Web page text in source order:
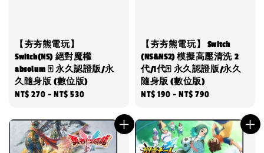
【夯夯熊電玩】
Switch(NS) 絕對魔權
absolum 🀄 永久認證版/永
久隨身版 (數位版)
Regular
NT$ 270 -NT$ 530
【夯夯熊電玩】 Switch
(NS&NS2) 模擬高壓清洗 2
代/1代🀄 永久認證版/永久
隨身版 (數位版)
Regular
NT$ 190 -NT$ 790